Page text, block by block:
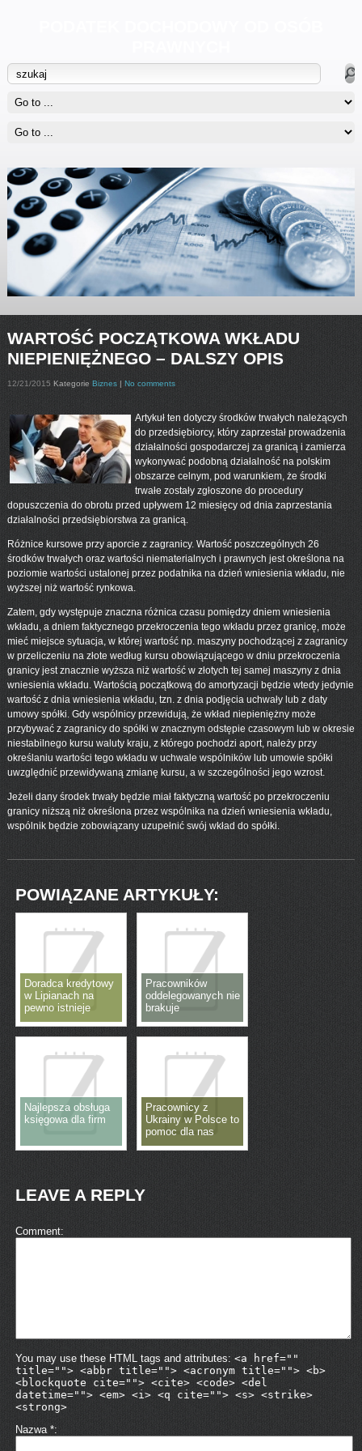
WARTOŚĆ POCZĄTKOWA WKŁADU
NIEPIENIĘŻNEGO – DALSZY OPIS
12/21/2015 Kategorie Biznes| No comments
Artykuł ten dotyczy środków trwałych należących
do przedsiębiorcy, który zaprzestał prowadzenia
działalności gospodarczej za granicą i zamierza
wykonywać podobną działalność na polskim
obszarze celnym, pod warunkiem, że środki
trwałe zostały zgłoszone do procedury
dopuszczenia do obrotu przed upływem 12 miesięcy od dnia zaprzestania
działalności przedsiębiorstwa za granicą.
Różnice kursowe przy aporcie z zagranicy. Wartość poszczególnych 26
środków trwałych oraz wartości niematerialnych i prawnych jest określona na
poziomie wartości ustalonej przez podatnika na dzień wniesienia wkładu, nie
wyższej niż wartość rynkowa.
Zatem, gdy występuje znaczna różnica czasu pomiędzy dniem wniesienia
wkładu, a dniem faktycznego przekroczenia tego wkładu przez granicę, może
mieć miejsce sytuacja, w której wartość np. maszyny pochodzącej z zagranicy
w przeliczeniu na złote według kursu obowiązującego w dniu przekroczenia
granicy jest znacznie wyższa niż wartość w złotych tej samej maszyny z dnia
wniesienia wkładu. Wartością początkową do amortyzacji będzie wtedy jedynie
wartość z dnia wniesienia wkładu, tzn. z dnia podjęcia uchwały lub z daty
umowy spółki. Gdy wspólnicy przewidują, że wkład niepieniężny może
przybywać z zagranicy do spółki w znacznym odstępie czasowym lub w okresie
niestabilnego kursu waluty kraju, z którego pochodzi aport, należy przy
określaniu wartości tego wkładu w uchwale wspólników lub umowie spółki
uwzględnić przewidywaną zmianę kursu, a w szczególności jego wzrost.
Jeżeli dany środek trwały będzie miał faktyczną wartość po przekroczeniu
granicy niższą niż określona przez wspólnika na dzień wniesienia wkładu,
wspólnik będzie zobowiązany uzupełnić swój wkład do spółki.
POWIĄZANE ARTYKUŁY:
Doradca kredytowy
w Lipianach na
pewno istnieje
Pracowników
oddelegowanych nie
brakuje
Najlepsza obsługa
księgowa dla firm
Pracownicy z
Ukrainy w Polsce to
pomoc dla nas
LEAVE A REPLY
Comment
You may use these HTML tags and attributes: <a href=""
title=""> <abbr title=""> <acronym title=""> <b>
<blockquote cite=""> <cite> <code> <del
datetime=""> <em> <i> <q cite=""> <s> <strike>
<strong>
Nazwa *